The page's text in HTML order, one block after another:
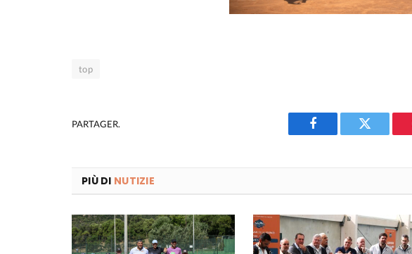
top
PARTAGER.
Facebook Twitter
PIÙ DI NUTIZIE